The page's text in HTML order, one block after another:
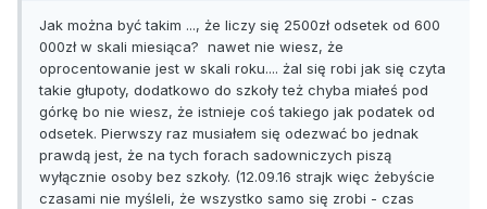
Jak można być takim ..., że liczy się 2500zł odsetek od 600
000zł w skali miesiąca? nawet nie wiesz, że
oprocentowanie jest w skali roku.... żal się robi jak się czyta
takie głupoty, dodatkowo do szkoły też chyba miałeś pod
górkę bo nie wiesz, że istnieje coś takiego jak podatek od
odsetek. Pierwszy raz musiałem się odezwać bo jednak
prawdą jest, że na tych forach sadowniczych piszą
wyłącznie osoby bez szkoły. (12.09.16 strajk więc żebyście
czasami nie myśleli, że wszystko samo się zrobi - czas